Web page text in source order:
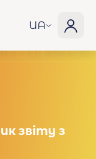
UA
звіту з